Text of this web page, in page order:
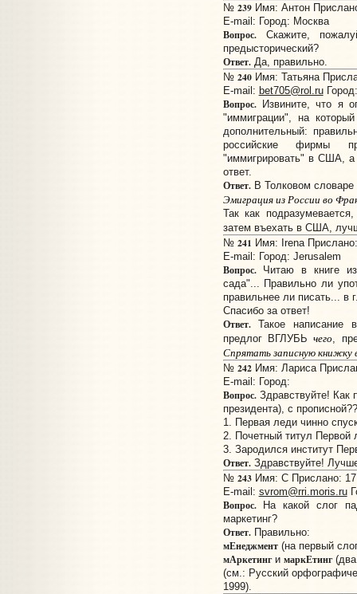
№ 239Имя: Антон
E-mail: Город: Москва
Вопрос.Скажите,
предысторический?
Ответ.Да, правильно.
№ 240Имя: Татьяна
E-mail: bet705@rol.ru
Вопрос.Извините, что я
"иммиграции", на
дополнительный:
российские фирмы
"иммигрировать" в США, а
ответ.
Ответ.В Толковом словаре
Эмиграция из России во
Так как
затем въехать в США,
№ 241 Имя: Irena
E-mail: Город: Jerusalem
Вопрос.Читаю в книге
сада"... Правильно ли
правильнее ли писать... в
Спасибо за ответ!
Ответ.Такое написание
предлог ВГЛУБЬчего,
Спрятать записную книжку
№ 242Имя: Лариса
E-mail: Город:
Вопрос.Здравствуйте! Как
президента), с прописной??
1. Первая леди чинно
2. Почетный титул Первой
3. Зародился институт
Ответ.Здравствуйте!
№ 243Имя: С Прислано:
E-mail: svrom@rri.moris.ru
Вопрос.На какой слог
маркетинг?
Ответ.Правильно:
мЕнеджмент(на первый
мАркетинги маркЕтинг(два
(см.: Русский
1999).